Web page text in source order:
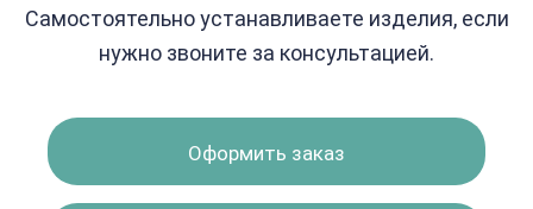
Самостоятельно устанавливаете изделия, если
нужно звоните за консультацией.
Оформить заказ